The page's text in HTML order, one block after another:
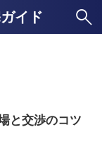
イド
と交渉のコツ